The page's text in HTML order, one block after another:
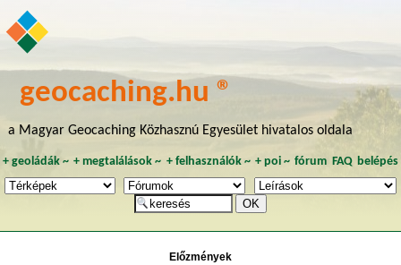
geocaching.hu ®
a Magyar Geocaching Közhasznú Egyesület hivatalos oldala
+ geoládák~ +megtalálások ~ + felhasználók~ + poi~ fórum FAQ belépés
Előzmények